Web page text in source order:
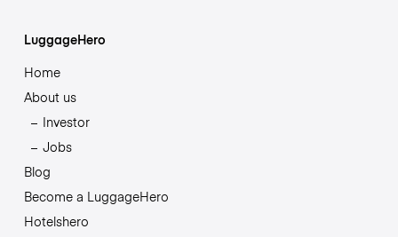
LuggageHero
Home
About us
Investor
Jobs
Blog
Become a LuggageHero
Hotelshero